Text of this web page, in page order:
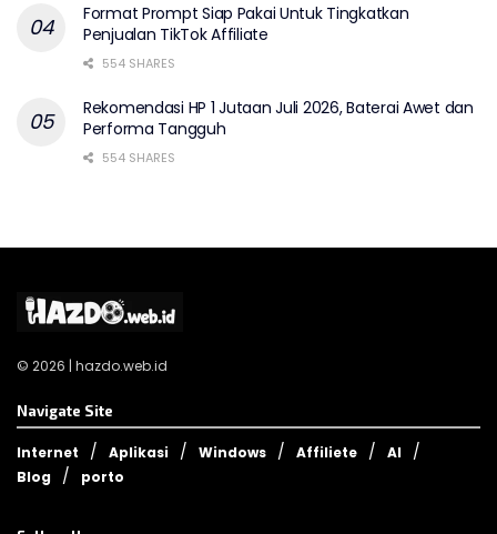
Format Prompt Siap Pakai Untuk Tingkatkan
Penjualan TikTok Affiliate
554 SHARES
Rekomendasi HP 1 Jutaan Juli 2026, Baterai Awet dan
Performa Tangguh
554 SHARES
© 2026 | hazdo.web.id
Navigate Site
Internet Aplikasi Windows Affiliete
AI
Blog
porto